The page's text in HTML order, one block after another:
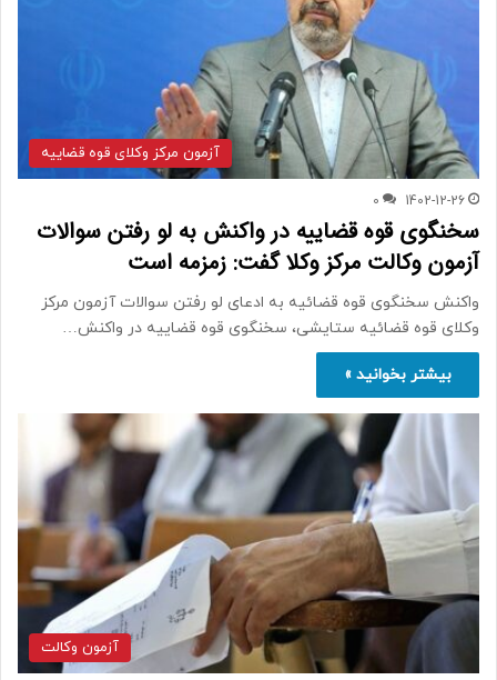
آزمون مرکز وکلای قوه قضاییه
1402-12-26
0
سخنگوی قوه قضاییه در واکنش به لو رفتن سوالات
آزمون وکالت مرکز وکلا گفت: زمزمه است
واکنش سخنگوی قوه قضائیه به ادعای لو رفتن سوالات آزمون مرکز
وکلای قوه قضائیه ستایشی، سخنگوی قوه قضاییه در واکنش…
بیشتر بخوانید »
آزمون وکالت